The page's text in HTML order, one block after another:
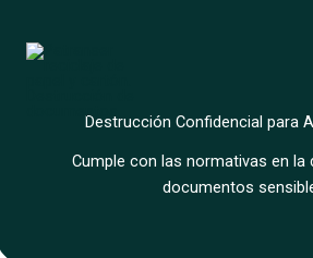
contenido
Destrucción Confidencial para
Cumple con las normativas en la
documentos